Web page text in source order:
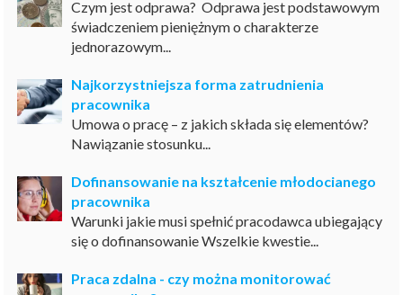
Czym jest odprawa? Odprawa jest podstawowym
świadczeniem pieniężnym o charakterze
jednorazowym...
Najkorzystniejsza forma zatrudnienia
pracownika
Umowa o pracę – z jakich składa się elementów?
Nawiązanie stosunku...
Dofinansowanie na kształcenie młodocianego
pracownika
Warunki jakie musi spełnić pracodawca ubiegający
się o dofinansowanie Wszelkie kwestie...
Praca zdalna - czy można monitorować